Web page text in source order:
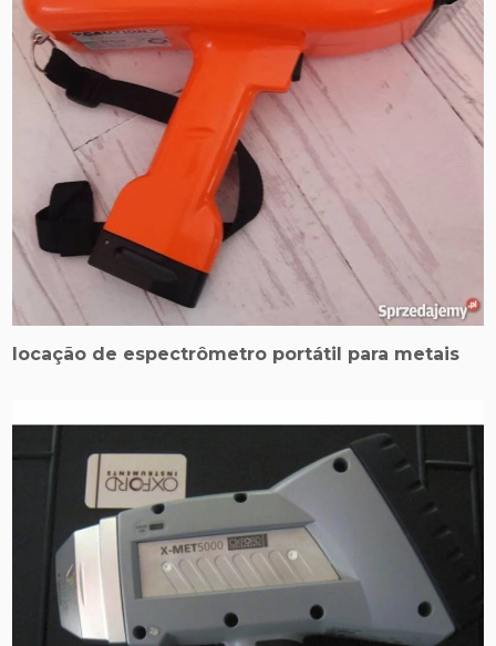
locação de espectrômetro portátil para metais